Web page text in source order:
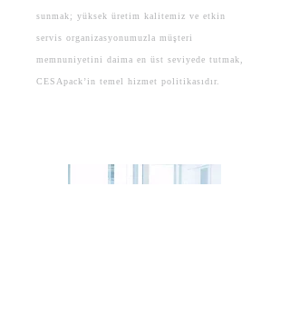
sunmak; yüksek üretim kalitemiz ve etkin
servis organizasyonumuzla müşteri
memnuniyetini daima en üst seviyede tutmak,
CESApack’in temel hizmet politikasıdır.